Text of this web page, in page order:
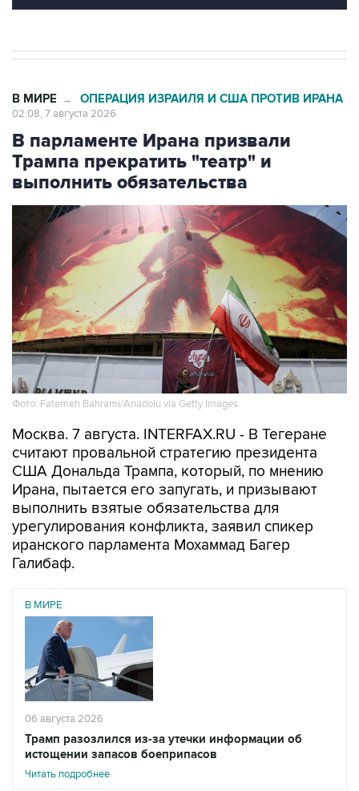
В МИРЕ → ОПЕРАЦИЯ ИЗРАИЛЯ И США ПРОТИВ ИРАНА
02:08, 7 августа 2026
В парламенте Ирана призвали
Трампа прекратить "театр" и
выполнить обязательства
Фото: Fatemeh Bahrami/Anadolu via Getty Images
Москва. 7 августа. INTERFAX.RU - В Тегеране
считают провальной стратегию президента
США Дональда Трампа, который, по мнению
Ирана, пытается его запугать, и призывают
выполнить взятые обязательства для
урегулирования конфликта, заявил спикер
иранского парламента Мохаммад Багер
Галибаф.
В МИРЕ
06 августа 2026
Трамп разозлился из-за утечки информации об
истощении запасов боеприпасов
Читать подробнее